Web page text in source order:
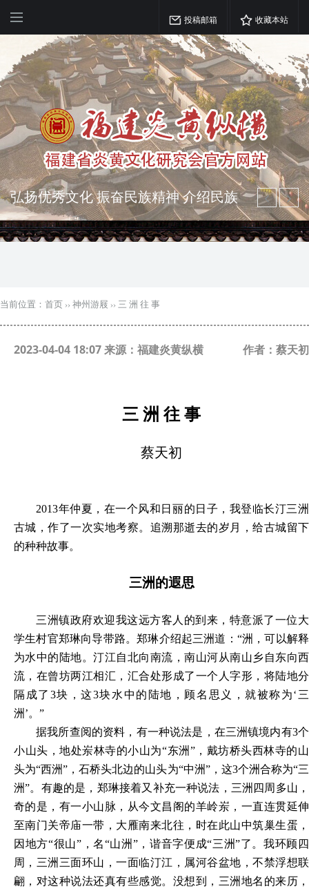
投稿邮箱 收藏本站
弘扬优秀文化 振奋民族精神 介绍民族
瑰宝 宣传中华精英
突出海西特色 报道台港澳侨 坚持古为
当前位置： 首页 ›› 神州游屐 ›› 三 洲 往 事
2023-04-04 18:07 来源：福建炎黄纵横 作者：蔡天初
三 洲 往 事
蔡天初
2013年仲夏，在一个风和日丽的日子，我登临长汀三洲
古城，作了一次实地考察。追溯那逝去的岁月，给古城留下
的种种故事。
三洲的遐思
三洲镇政府欢迎我这远方客人的到来，特意派了一位大
学生村官郑琳向导带路。郑琳介绍起三洲道： “洲，可以解释
为水中的陆地。汀江自北向南流，南山河从南山乡自东向西
流，在曾坊两江相汇，汇合处形成了一个人字形，将陆地分
隔成了3块，这3块水中的陆地，顾名思义，就被称为‘三
洲’。”
据我所查阅的资料，有一种说法是，在三洲镇境内有3个
小山头，地处岽林寺的小山为“东洲”，戴坊桥头西林寺的山
头为“西洲”，石桥头北边的山头为“中洲”，这3个洲合称为“三
洲”。有趣的是，郑琳接着又补充一种说法，三洲四周多山，
奇的是，有一小山脉，从今文昌阁的羊岭岽，一直连贯延伸
至南门关帝庙一带，大雁南来北往，时在此山中筑巢生蛋，
因地方“很山”，名“山洲”，谐音字便成“三洲”了。我环顾四
周，三洲三面环山，一面临汀江，属河谷盆地，不禁浮想联
翩，对这种说法还真有些感觉。没想到，三洲地名的来历，